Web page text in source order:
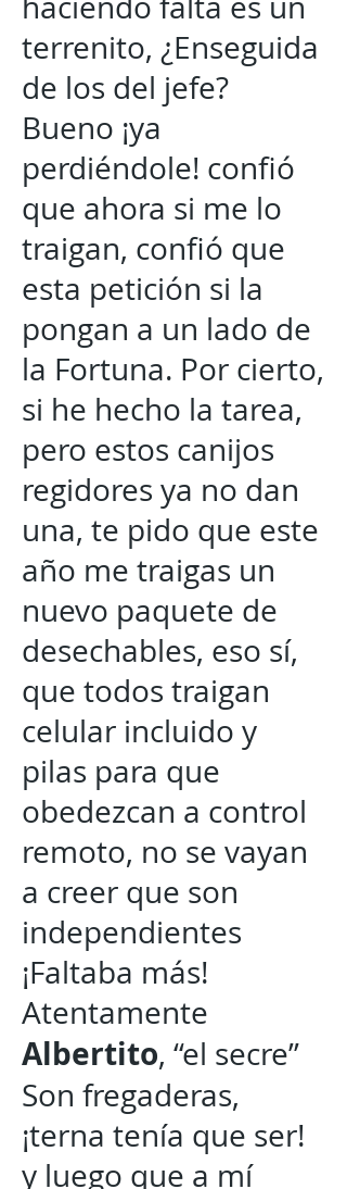
terrenito, ¿Enseguida
de los del jefe?
Bueno ¡ya
perdiéndole! confió
que ahora si me lo
traigan, confió que
esta petición si la
pongan a un lado de
la Fortuna. Por cierto,
si he hecho la tarea,
pero estos canijos
regidores ya no dan
una, te pido que este
año me traigas un
nuevo paquete de
desechables, eso sí,
que todos traigan
celular incluido y
pilas para que
obedezcan a control
remoto, no se vayan
a creer que son
independientes
¡Faltaba más!
Atentamente
Albertito, “el secre”
Son fregaderas,
¡terna tenía que ser!
y luego que a mí